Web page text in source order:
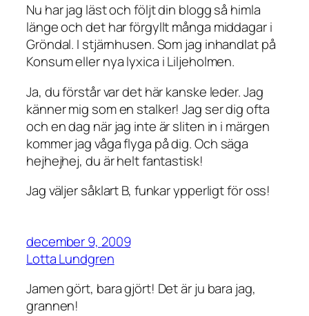
Nu har jag läst och följt din blogg så himla
länge och det har förgyllt många middagar i
Gröndal. I stjärnhusen. Som jag inhandlat på
Konsum eller nya lyxica i Liljeholmen.
Ja, du förstår var det här kanske leder. Jag
känner mig som en stalker! Jag ser dig ofta
och en dag när jag inte är sliten in i märgen
kommer jag våga flyga på dig. Och säga
hejhejhej, du är helt fantastisk!
Jag väljer såklart B, funkar ypperligt för oss!
december 9, 2009
Lotta Lundgren
Jamen gört, bara gjört! Det är ju bara jag,
grannen!